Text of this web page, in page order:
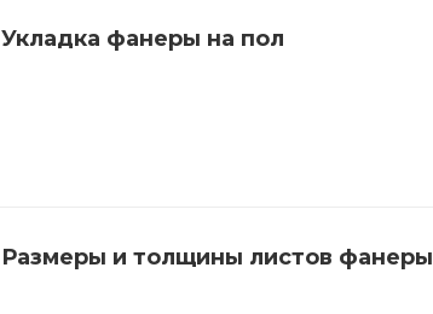
Укладка фанеры на пол
Размеры и толщины листов фанеры